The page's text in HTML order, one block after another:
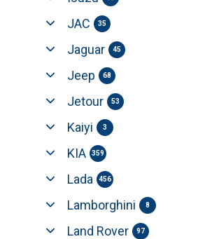
JAC 35
Jaguar 45
Jeep 68
Jetour 53
Kaiyi 3
KIA 359
Lada 456
Lamborghini 8
Land Rover 97